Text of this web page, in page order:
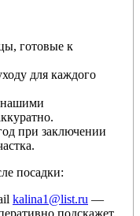
готовые к
для каждого
нашими
при заключении
посадки:
kalina1@list.ru —
подскажет,